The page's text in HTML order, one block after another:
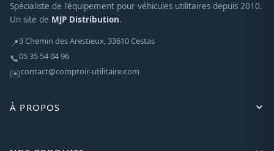
Spécialiste de l'équipement pour véhicules utilitaires depuis 2010.
Un site de MJP Distribution.
📍3 Chemin des Arestieux, 33610 Cestas
📞05 35 54 04 96
✉️contact@comptoir-utilitaire.com
À PROPOS